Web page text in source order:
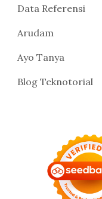
Data Referensi
Arudam
Ayo Tanya
Blog Teknotorial